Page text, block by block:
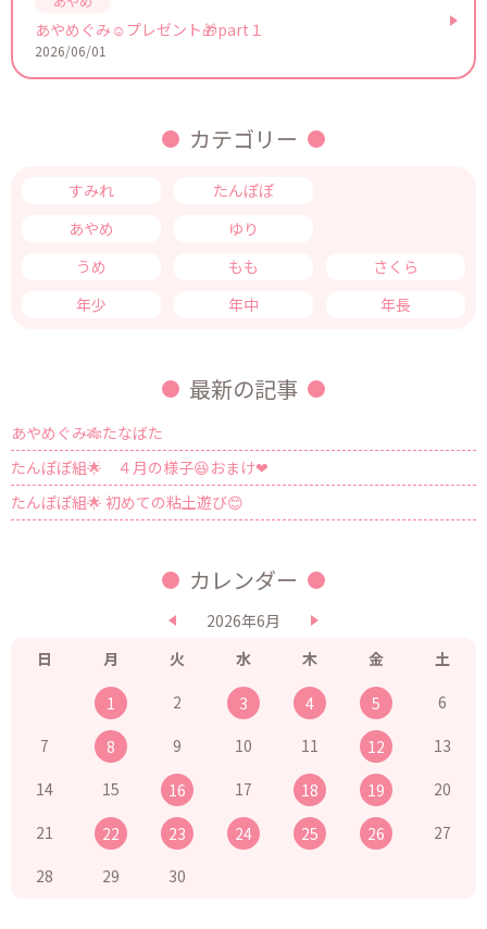
あやめぐみ☺プレゼント🎁part１
2026/06/01
カテゴリー
すみれ たんぽぽ
あやめ
ゆり
うめ
もも
さくら
年少
年中 年長
最新の記事
あやめぐみ🎋たなばた
たんぽぽ組🌟 ４月の様子😆おまけ❤
たんぽぽ組🌟 初めての粘土遊び😊
カレンダー
2026年6月
日
月 火 水 木 金 土
1 2 3 4 5
6
7
8 9 10 11 12
13
14
15 16 17 18 19
20
21
22 23 24 25 26
27
28
29 30